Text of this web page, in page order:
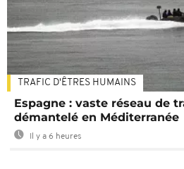
TRAFIC D'ÊTRES HUMAINS
Espagne : vaste réseau de
démantelé en Méditerranée
Il y a 6 heures